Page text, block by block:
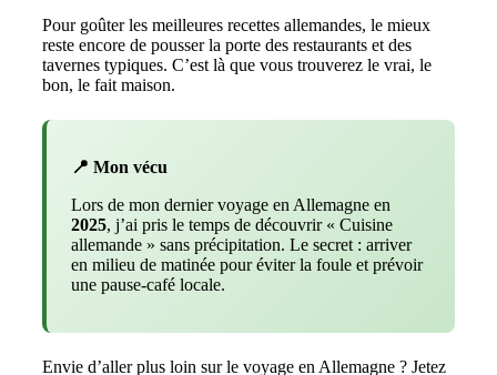
Pour goûter les meilleures recettes allemandes, le mieux
reste encore de pousser la porte des restaurants et des
tavernes typiques. C’est là que vous trouverez le vrai, le
bon, le fait maison.
📍 Mon vécu
Lors de mon dernier voyage en Allemagne en
2025, j’ai pris le temps de découvrir « Cuisine
allemande » sans précipitation. Le secret : arriver
en milieu de matinée pour éviter la foule et prévoir
une pause-café locale.
Envie d’aller plus loin sur le voyage en Allemagne ? Jetez